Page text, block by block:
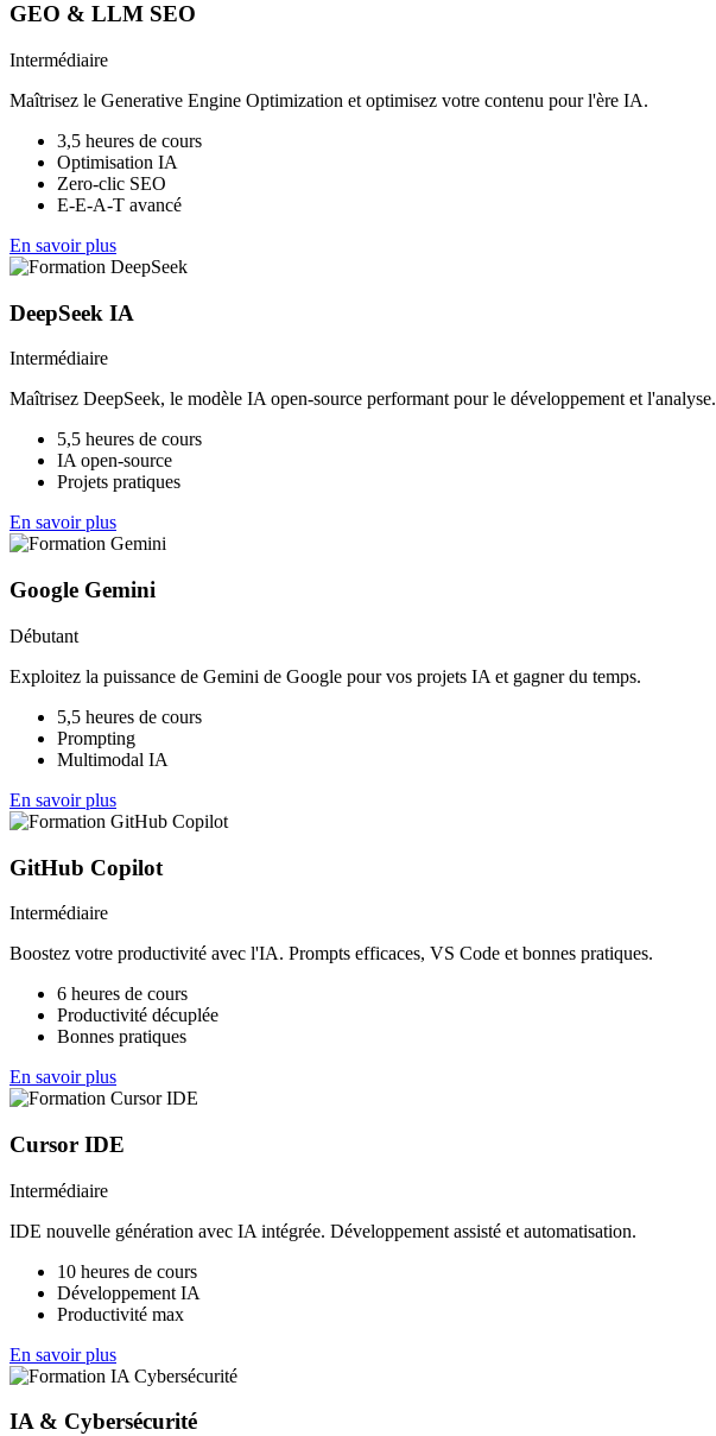
GEO & LLM SEO
Intermédiaire
Maîtrisez le Generative Engine Optimization et optimisez votre contenu pour l'ère IA.
3,5 heures de cours
Optimisation IA
Zero-clic SEO
E-E-A-T avancé
En savoir plus
DeepSeek IA
Intermédiaire
Maîtrisez DeepSeek, le modèle IA open-source performant pour le développement et l'analyse.
5,5 heures de cours
IA open-source
Projets pratiques
En savoir plus
Google Gemini
Débutant
Exploitez la puissance de Gemini de Google pour vos projets IA et gagner du temps.
5,5 heures de cours
Prompting
Multimodal IA
En savoir plus
GitHub Copilot
Intermédiaire
Boostez votre productivité avec l'IA. Prompts efficaces, VS Code et bonnes pratiques.
6 heures de cours
Productivité décuplée
Bonnes pratiques
En savoir plus
Cursor IDE
Intermédiaire
IDE nouvelle génération avec IA intégrée. Développement assisté et automatisation.
10 heures de cours
Développement IA
Productivité max
En savoir plus
IA & Cybersécurité